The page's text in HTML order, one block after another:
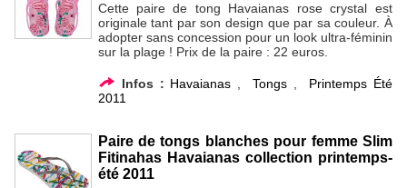
Cette paire de tong Havaianas rose crystal est
originale tant par son design que par sa couleur. À
adopter sans concession pour un look ultra-féminin
sur la plage ! Prix de la paire : 22 euros.
Infos : Havaianas ,Tongs
Printemps Été
2011
Paire de tongs blanches pour femme Slim
Fitinahas Havaianas collection printemps-
été 2011